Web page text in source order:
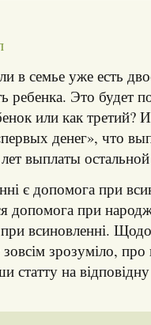
в семье уже есть
ребенка. Это будет
или как третий?
денег», что
выплаты
є допомога при
допомога при
всиновленні.
зрозуміло,
на